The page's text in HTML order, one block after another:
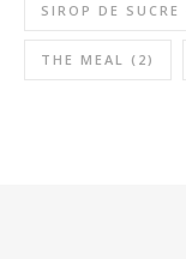
SIROP DE SUCRE
THE MEAL (2)